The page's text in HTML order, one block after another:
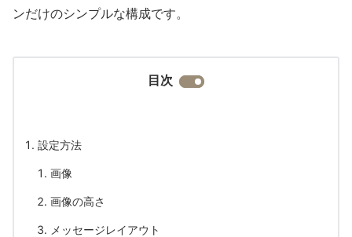
ンだけのシンプルな構成です。
目次
設定方法
画像
画像の高さ
メッセージレイアウト